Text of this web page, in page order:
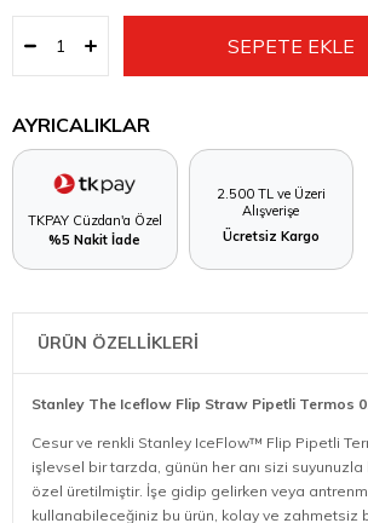
AYRICALIKLAR
TKPAY Cüzdan'a Özel
%5 Nakit İade
2.500 TL ve Üzeri
Alışverişe
Ücretsiz Kargo
ÜRÜN ÖZELLİKLERİ
Stanley The Iceflow Flip Straw Pipetli Termos
Cesur ve renkli Stanley IceFlow™ Flip Pipetli
işlevsel bir tarzda, günün her anı sizi suyunuzla
özel üretilmiştir. İşe gidip gelirken veya
kullanabileceğiniz bu ürün, kolay ve zahmetsiz